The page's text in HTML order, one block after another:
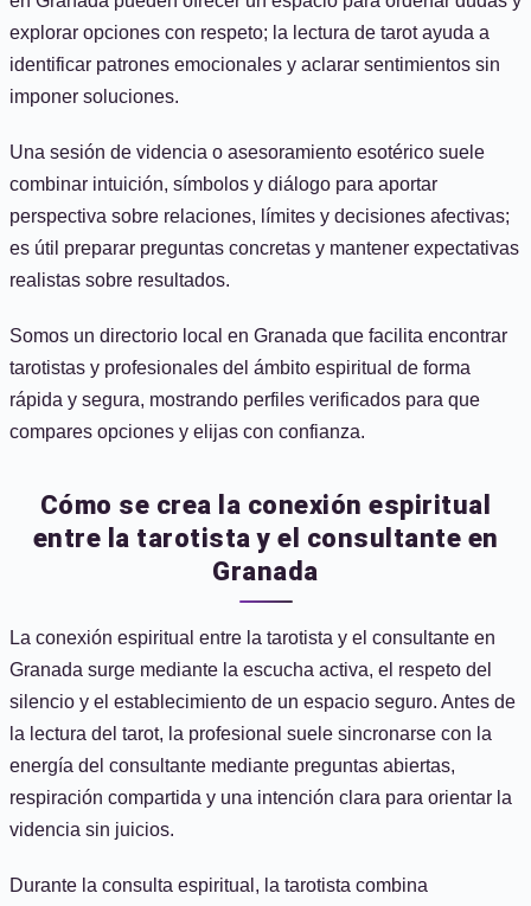
explorar opciones con respeto; la lectura de tarot ayuda a
identificar patrones emocionales y aclarar sentimientos sin
imponer soluciones.
Una sesión de videncia o asesoramiento esotérico suele
combinar intuición, símbolos y diálogo para aportar
perspectiva sobre relaciones, límites y decisiones afectivas;
es útil preparar preguntas concretas y mantener expectativas
realistas sobre resultados.
Somos un directorio local en Granada que facilita encontrar
tarotistas y profesionales del ámbito espiritual de forma
rápida y segura, mostrando perfiles verificados para que
compares opciones y elijas con confianza.
Cómo se crea la conexión espiritual
entre la tarotista y el consultante en
Granada
La conexión espiritual entre la tarotista y el consultante en
Granada surge mediante la escucha activa, el respeto del
silencio y el establecimiento de un espacio seguro. Antes de
la lectura del tarot, la profesional suele sincronarse con la
energía del consultante mediante preguntas abiertas,
respiración compartida y una intención clara para orientar la
videncia sin juicios.
Durante la consulta espiritual, la tarotista combina